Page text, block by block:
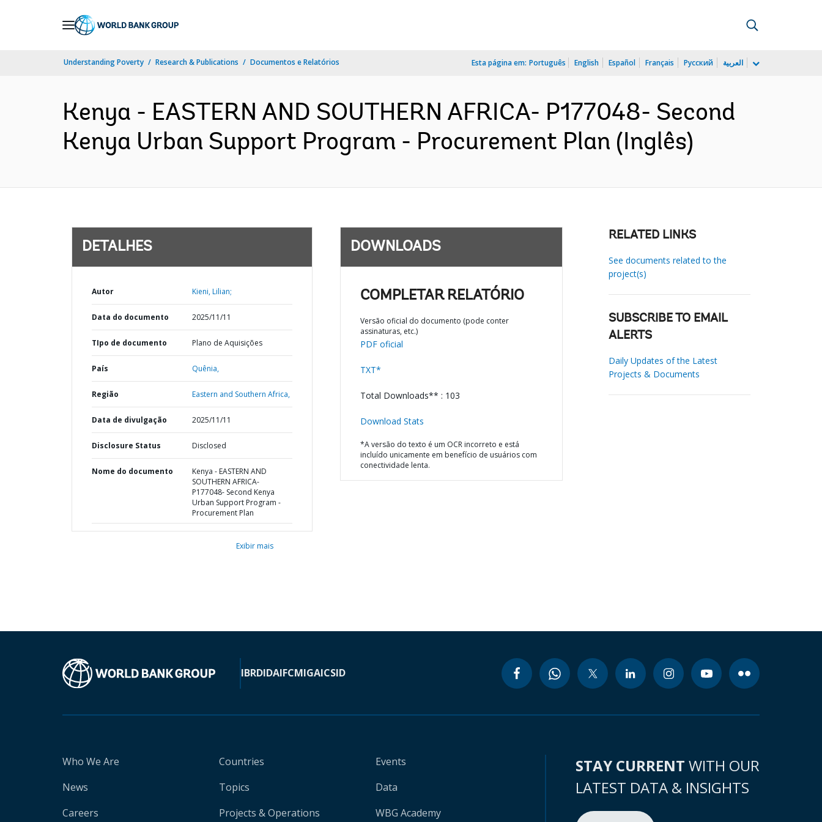
Understanding Poverty Research & Publications Documentos e Relatórios Esta página em: Português English Español Français Русский العربية
Kenya - EASTERN AND SOUTHERN AFRICA- P177048- Second
Kenya Urban Support Program - Procurement Plan (Inglês)
DETALHES
Autor Kieni, Lilian;
Data do documento 2025/11/11
TIpo de documento Plano de Aquisições
País Quênia,
Região Eastern and Southern Africa,
Data de divulgação 2025/11/11
Disclosure Status Disclosed
Nome do documento
Kenya - EASTERN AND
SOUTHERN AFRICA-
P177048- Second Kenya
Urban Support Program -
Procurement Plan
Exibir mais
DOWNLOADS
COMPLETAR RELATÓRIO
Versão oficial do documento (pode conter
assinaturas, etc.)
PDF oficial
TXT*
Total Downloads** : 103
Download Stats
*A versão do texto é um OCR incorreto e está
incluído unicamente em benefício de usuários com
conectividade lenta.
RELATED LINKS
See documents related to the
project(s)
SUBSCRIBE TO EMAIL
ALERTS
Daily Updates of the Latest
Projects & Documents
IBRDIDAIFCMIGAICSID
Who We Are
News
Careers
Countries
Topics
Projects & Operations
Events
Data
WBG Academy
STAY CURRENT WITH OUR
LATEST DATA & INSIGHTS